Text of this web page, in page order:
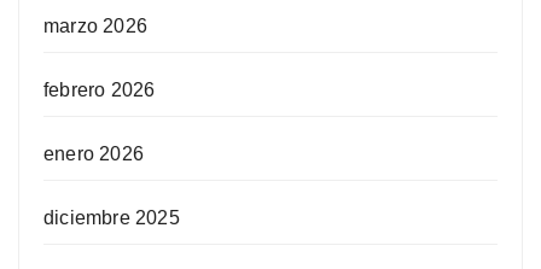
marzo 2026
febrero 2026
enero 2026
diciembre 2025